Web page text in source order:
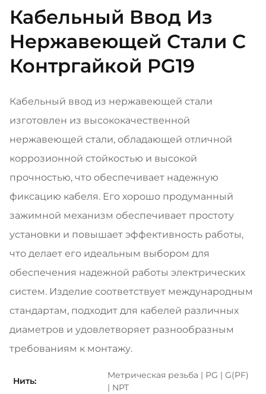
Кабельный Ввод Из
Нержавеющей Стали С
Контргайкой PG19
Кабельный ввод из нержавеющей стали
изготовлен из высококачественной
нержавеющей стали, обладающей отличной
коррозионной стойкостью и высокой
прочностью, что обеспечивает надежную
фиксацию кабеля. Его хорошо продуманный
зажимной механизм обеспечивает простоту
установки и повышает эффективность работы,
что делает его идеальным выбором для
обеспечения надежной работы электрических
систем. Изделие соответствует международным
стандартам, подходит для кабелей различных
диаметров и удовлетворяет разнообразным
требованиям к монтажу.
Нить:
Метрическая резьба | PG | G(PF)
| NPT